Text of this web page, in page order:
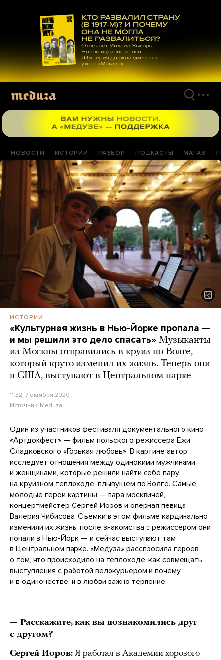
материалам
НОВОСТИ ИСТОРИИ РАЗБОР ПОДКАСТЫ МАГАЗ
ИСТОРИИ
«Культурная жизнь в Нью-Йорке пропала —
и мы решили это дело спасать» Музыканты
из Москвы отправились в круиз по Волге,
который круто изменил их жизнь. Теперь они
в США, выступают в Центральном парке
11:52, 7 октября 2020
Источник: Meduza
Один из участников фестиваля документального кино
«Артдокфест» — фильм польского режиссера Ежи
Сладковского «Горькая любовь». В картине автор
исследует отношения между одинокими мужчинами
и женщинами, которые решили найти себе пару
на круизном теплоходе, плывущем по Волге. Самые
молодые герои картины — пара москвичей,
концертмейстер Сергей Иоров и оперная певица
Валерия Чибисова. Съемки в этом фильме кардинально
изменили их жизнь, после знакомства с режиссером они
попали в Нью-Йорк — и сейчас выступают там
в Центральном парке. «Медуза» расспросила героев
о том, что происходило на теплоходе, как совмещать
выступления с работой велокурьером и почему
и в одиночестве, и в любви важно терпение.
— Расскажите, как вы познакомились друг
с другом?
Сергей Иоров: Я работал в Академии хорового